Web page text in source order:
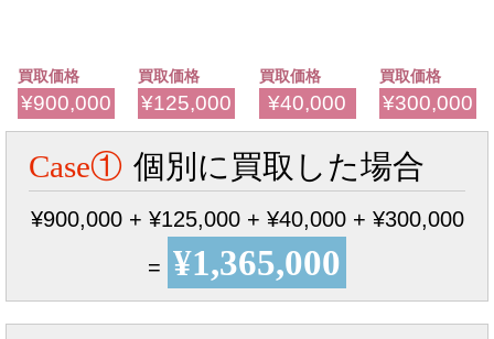
買取価格
¥900,000
買取価格
¥125,000
買取価格
¥40,000
買取価格
¥300,000
Case① 個別に買取した場合
¥900,000 + ¥125,000 + ¥40,000 + ¥300,000
= ¥1,365,000